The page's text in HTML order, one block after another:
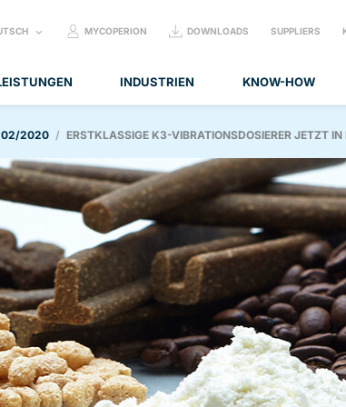
INDUSTRIEN KNOW-HOW
MYCOPERION DOWNLOADS SUPPLIERS
02/2020 ERSTKLASSIGE K3-VIBRATIONSDOSIERER JETZT IN